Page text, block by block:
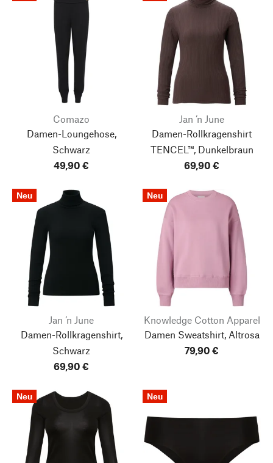
Comazo
Damen-Loungehose,
Schwarz
49,90 €
Jan ’n June
Damen-Rollkragenshirt
TENCEL™, Dunkelbraun
69,90 €
Neu
Jan ’n June
Damen-Rollkragenshirt,
Schwarz
69,90 €
Neu
Knowledge Cotton Apparel
Damen Sweatshirt, Altrosa
79,90 €
Neu Neu